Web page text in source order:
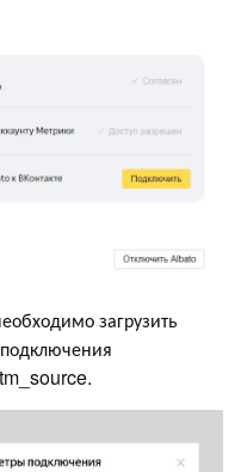
загрузить